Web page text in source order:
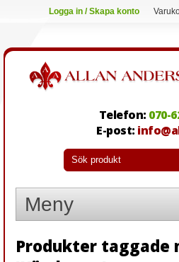
Logga in / Skapa konto
Telefon: 070-
E-post:
Meny
Produkter taggade